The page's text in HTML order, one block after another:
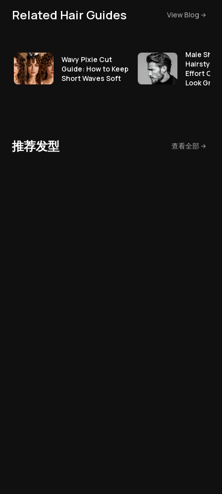
Related Hair Guides View Blog
Wavy Pixie Cut
Guide: How to Keep
Short Waves Soft
Male
Effort
Look
推荐发型 查看全部